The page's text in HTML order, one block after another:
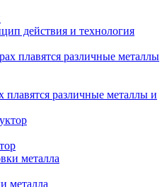
действия и технология
плавятся различные металлы и
металла